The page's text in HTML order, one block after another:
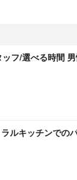
フ/選べる時間
ルキッチンでの